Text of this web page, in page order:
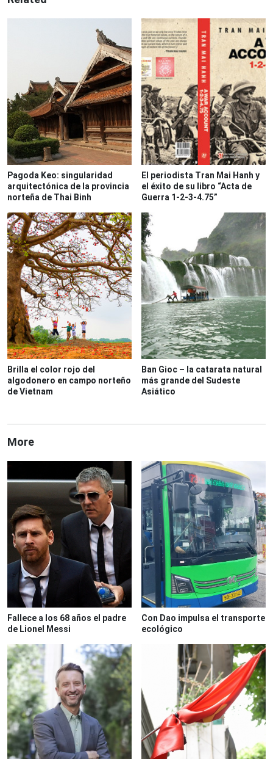
Pagoda Keo: singularidad
arquitectónica de la provincia
norteña de Thai Binh
El periodista Tran Mai Hanh y
el éxito de su libro “Acta de
Guerra 1-2-3-4.75”
Brilla el color rojo del
algodonero en campo norteño
de Vietnam
Ban Gioc – la catarata natural
más grande del Sudeste
Asiático
More
Fallece a los 68 años el padre
de Lionel Messi
Con Dao impulsa el transporte
ecológico